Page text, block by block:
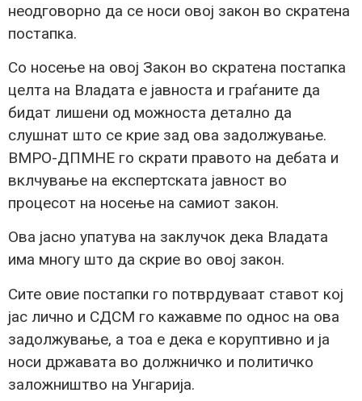
неодговорно да се носи овој закон во скратена
постапка.
Со носење на овој Закон во скратена постапка
целта на Владата е јавноста и граѓаните да
бидат лишени од можноста детално да
слушнат што се крие зад ова задолжување.
ВМРО-ДПМНЕ го скрати правото на дебата и
вклчување на експертската јавност во
процесот на носење на самиот закон.
Ова јасно упатува на заклучок дека Владата
има многу што да скрие во овој закон.
Сите овие постапки го потврдуваат ставот кој
јас лично и СДСМ го кажавме по однос на ова
задолжување, а тоа е дека е коруптивно и ја
носи државата во должничко и политичко
заложништво на Унгарија.